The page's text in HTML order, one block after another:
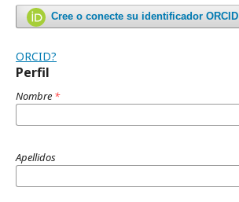
Cree o conecte su identificador ORCID
ORCID?
Perfil
Nombre *
Apellidos